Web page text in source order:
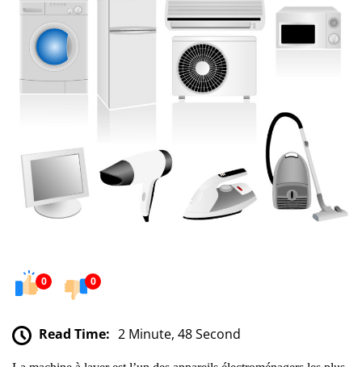
0 0
Read Time: 2 Minute, 48 Second